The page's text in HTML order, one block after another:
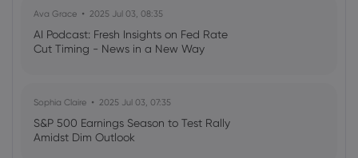
Ava Grace 2025 Jul 03, 08:35
AI Podcast: Fresh Insights on Fed Rate
Cut Timing - News in a New Way
Sophia Claire 2025 Jul 03, 07:35
S&P 500 Earnings Season to Test Rally
Amidst Dim Outlook